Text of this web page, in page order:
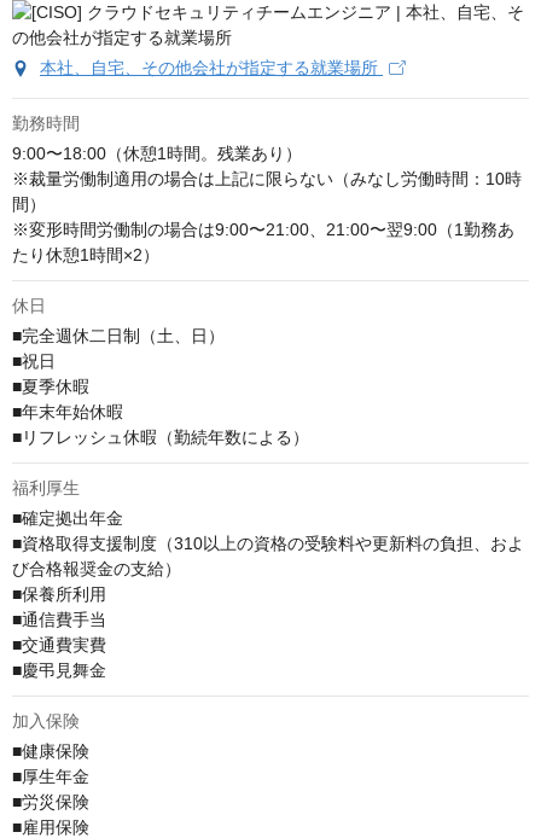
本社、自宅、その他会社が指定する就業場所
勤務時間
9:00〜18:00（休憩1時間。残業あり）
※裁量労働制適用の場合は上記に限らない（みなし労働時間：10時
間）
※変形時間労働制の場合は9:00〜21:00、21:00〜翌9:00（1勤務あ
たり休憩1時間×2）
休日
■完全週休二日制（土、日）
■祝日
■夏季休暇
■年末年始休暇
■リフレッシュ休暇（勤続年数による）
福利厚生
■確定拠出年金
■資格取得支援制度（310以上の資格の受験料や更新料の負担、およ
び合格報奨金の支給）
■保養所利用
■通信費手当
■交通費実費
■慶弔見舞金
加入保険
■健康保険
■厚生年金
■労災保険
■雇用保険